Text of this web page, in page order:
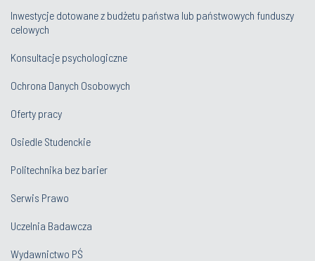
Inwestycje dotowane z budżetu państwa lub państwowych funduszy
celowych
Konsultacje psychologiczne
Ochrona Danych Osobowych
Oferty pracy
Osiedle Studenckie
Politechnika bez barier
Serwis Prawo
Uczelnia Badawcza
Wydawnictwo PŚ